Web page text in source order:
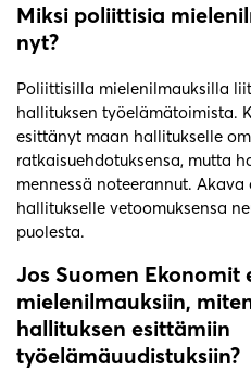
Miksi poliittisia
nyt?
Poliittisilla mielenilmauksilla
hallituksen työelämätoimista.
esittänyt maan hallitukselle
ratkaisuehdotuksensa, mutta
mennessä noteerannut.
hallitukselle vetoomuksensa
puolesta.
Jos Suomen
mielenilmauksiin,
hallituksen esittämiin
työelämäuudistuksiin?